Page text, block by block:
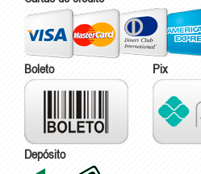
Boleto Pix
Depósito